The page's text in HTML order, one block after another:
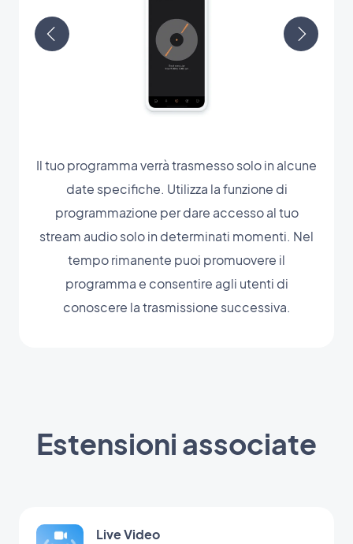
Il tuo programma verrà trasmesso solo in alcune
date specifiche. Utilizza la funzione di
programmazione per dare accesso al tuo
stream audio solo in determinati momenti. Nel
tempo rimanente puoi promuovere il
programma e consentire agli utenti di
conoscere la trasmissione successiva.
Estensioni associate
Live Video